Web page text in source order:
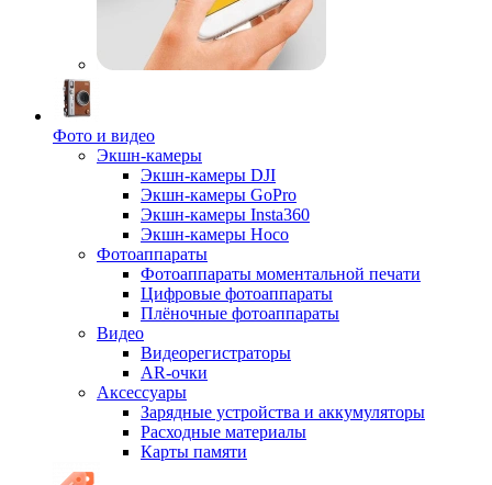
Фото и видео
Экшн-камеры
Экшн-камеры DJI
Экшн-камеры GoPro
Экшн-камеры Insta360
Экшн-камеры Hoco
Фотоаппараты
Фотоаппараты моментальной печати
Цифровые фотоаппараты
Плёночные фотоаппараты
Видео
Видеорегистраторы
AR-очки
Аксессуары
Зарядные устройства и аккумуляторы
Расходные материалы
Карты памяти